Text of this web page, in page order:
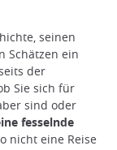
seinen
Schätzen ein
der
Sie sich für
sind oder
fesselnde
nicht eine Reise